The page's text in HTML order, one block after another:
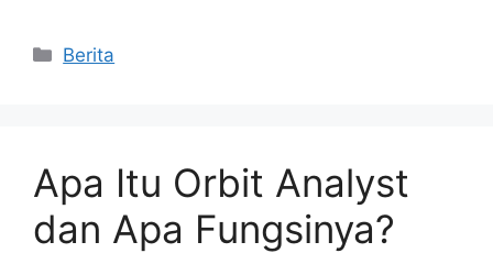
Categories
Berita
Apa Itu Orbit Analyst
dan Apa Fungsinya?